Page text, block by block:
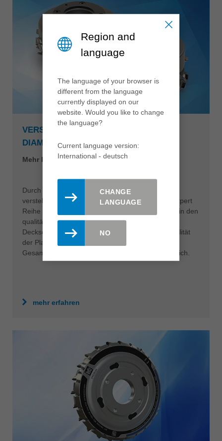
VERSTELLBARER FÜGEFRÄSER
DIAMASTER EDGEEXPERT
Mehr Effizienz im Möbelbau
Durch eine Breitenverstellung der innovativen,
verstellbaren Diamant Fügefräser aus der EdgeExpert
Reihe lassen sich unbenutzte Schneidenbereiche in den
qualitätsbildenden Zerspanungsbereich der
Deckschichten bringen. Perfekte Bearbeitungsqualität
der Plattenkanten und deutlich mehr Effizienz im
Gesamtprozess sind mit dieser Leitz Lösung möglich.
mehr erfahren
Region and
language
The language of your browser is
different from the language
currently displayed on our
website. Would you like to change
the language?
Current language version:
International - deutsch
CHANGE
LANGUAGE
NO